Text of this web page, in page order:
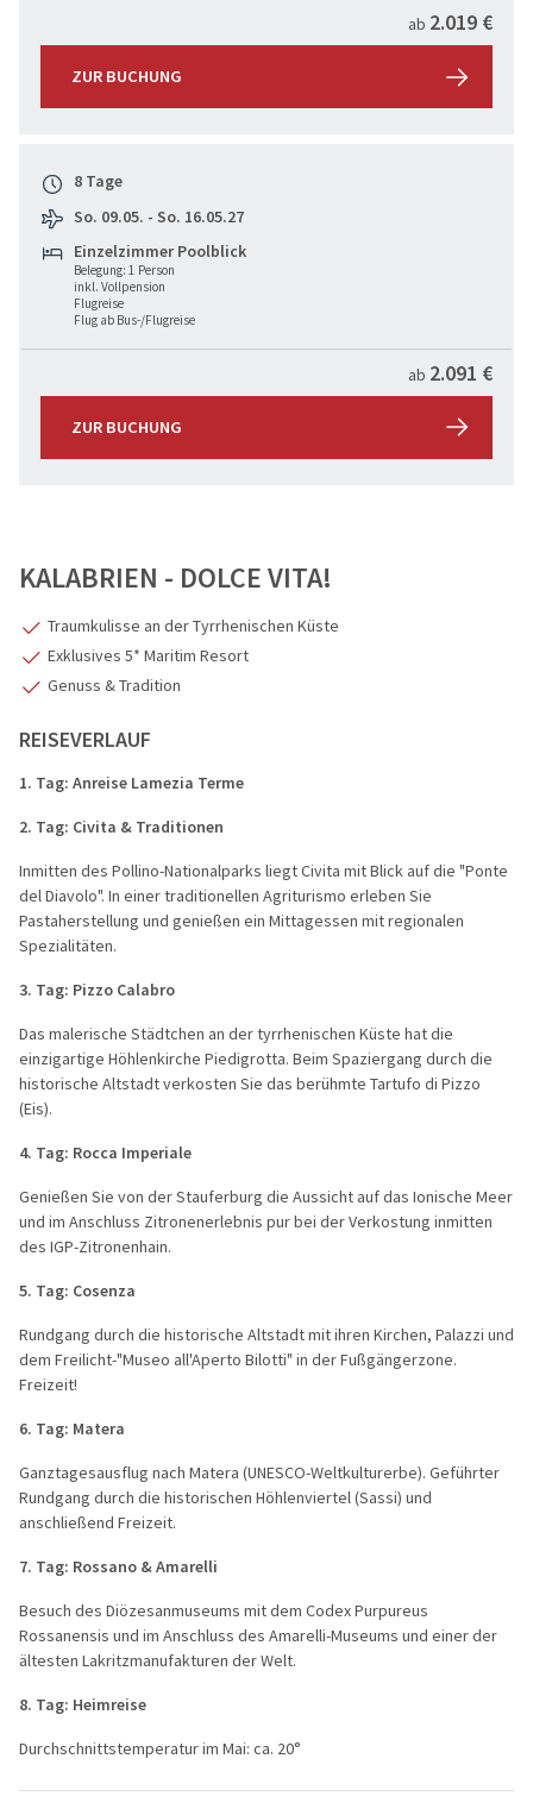
ab 2.019 €
ZUR BUCHUNG
8 Tage
So. 09.05. - So. 16.05.27
Einzelzimmer Poolblick
Belegung: 1 Person
inkl. Vollpension
Flugreise
Flug ab Bus-/Flugreise
ab 2.091 €
ZUR BUCHUNG
KALABRIEN - DOLCE VITA!
Traumkulisse an der Tyrrhenischen Küste
Exklusives 5* Maritim Resort
Genuss & Tradition
REISEVERLAUF
1. Tag: Anreise Lamezia Terme
2. Tag: Civita & Traditionen
Inmitten des Pollino-Nationalparks liegt Civita mit Blick auf die "Ponte
del Diavolo". In einer traditionellen Agriturismo erleben Sie
Pastaherstellung und genießen ein Mittagessen mit regionalen
Spezialitäten.
3. Tag: Pizzo Calabro
Das malerische Städtchen an der tyrrhenischen Küste hat die
einzigartige Höhlenkirche Piedigrotta. Beim Spaziergang durch die
historische Altstadt verkosten Sie das berühmte Tartufo di Pizzo
(Eis).
4. Tag: Rocca Imperiale
Genießen Sie von der Stauferburg die Aussicht auf das Ionische Meer
und im Anschluss Zitronenerlebnis pur bei der Verkostung inmitten
des IGP-Zitronenhain.
5. Tag: Cosenza
Rundgang durch die historische Altstadt mit ihren Kirchen, Palazzi und
dem Freilicht-"Museo all'Aperto Bilotti" in der Fußgängerzone.
Freizeit!
6. Tag: Matera
Ganztagesausflug nach Matera (UNESCO-Weltkulturerbe). Geführter
Rundgang durch die historischen Höhlenviertel (Sassi) und
anschließend Freizeit.
7. Tag: Rossano & Amarelli
Besuch des Diözesanmuseums mit dem Codex Purpureus
Rossanensis und im Anschluss des Amarelli-Museums und einer der
ältesten Lakritzmanufakturen der Welt.
8. Tag: Heimreise
Durchschnittstemperatur im Mai: ca. 20°